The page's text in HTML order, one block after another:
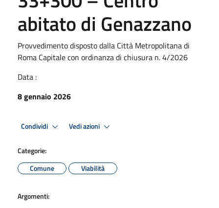
abitato di Genazzano
Provvedimento disposto dalla Città Metropolitana di
Roma Capitale con ordinanza di chiusura n. 4/2026
Data :
8 gennaio 2026
Condividi Vedi azioni
Categorie:
Comune
Viabilità
Argomenti: